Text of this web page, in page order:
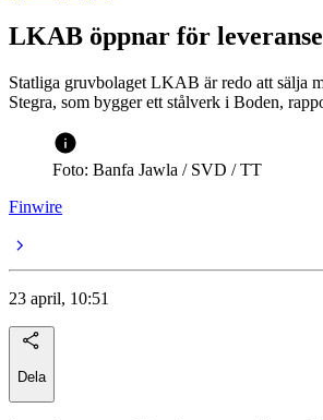
LKAB öppnar för
Statliga gruvbolaget LKAB är redo att sälja
Stegra, som bygger ett stålverk i Boden,
Foto: Banfa Jawla / SVD / TT
Finwire
23 april, 10:51
Dela